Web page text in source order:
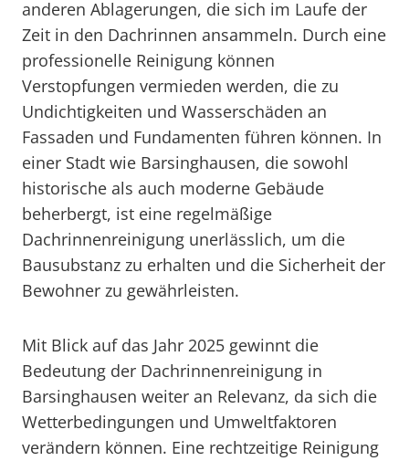
anderen Ablagerungen, die sich im Laufe der
Zeit in den Dachrinnen ansammeln. Durch eine
professionelle Reinigung können
Verstopfungen vermieden werden, die zu
Undichtigkeiten und Wasserschäden an
Fassaden und Fundamenten führen können. In
einer Stadt wie Barsinghausen, die sowohl
historische als auch moderne Gebäude
beherbergt, ist eine regelmäßige
Dachrinnenreinigung unerlässlich, um die
Bausubstanz zu erhalten und die Sicherheit der
Bewohner zu gewährleisten.
Mit Blick auf das Jahr 2025 gewinnt die
Bedeutung der Dachrinnenreinigung in
Barsinghausen weiter an Relevanz, da sich die
Wetterbedingungen und Umweltfaktoren
verändern können. Eine rechtzeitige Reinigung